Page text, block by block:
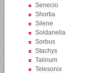
Senecio
Shortia
Silene
Soldanella
Sorbus
Stachys
Talinum
Telesonix